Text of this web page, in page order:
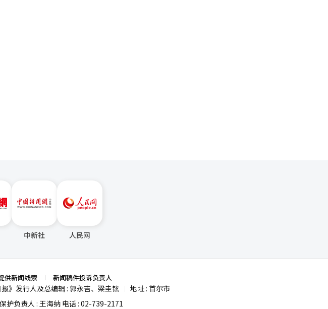
及IP开发权。韩国制作公司即使打造出
用同比增长32%，也加大了成本压力，
中新社 人民网
供新闻线索 新闻稿件投诉负责人
报》发行人及总编辑 : 郭永吉、梁圭铉
地址 : 首尔市
护负责人 : 王海纳 电话 : 02-739-2171